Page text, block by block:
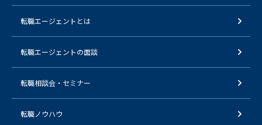
転職エージェントとは
転職エージェントの面談
転職相談会・セミナー
転職ノウハウ